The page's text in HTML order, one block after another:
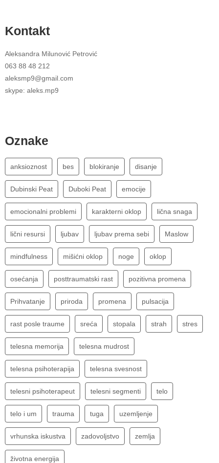
Kontakt
Aleksandra Milunović Petrović
063 88 48 212
aleksmp9@gmail.com
skype: aleks.mp9
Oznake
anksioznost bes blokiranje disanje
Dubinski Peat Duboki Peat emocije
emocionalni problemi karakterni oklop lična snaga
lični resursi ljubav ljubav prema sebi Maslow
mindfulness mišićni oklop noge oklop
osećanja posttraumatski rast pozitivna promena
Prihvatanje priroda promena pulsacija
rast posle traume sreća stopala strah stres
telesna memorija telesna mudrost
telesna psihoterapija telesna svesnost
telesni psihoterapeut telesni segmenti telo
telo i um trauma tuga uzemljenje
vrhunska iskustva zadovoljstvo zemlja
životna energija